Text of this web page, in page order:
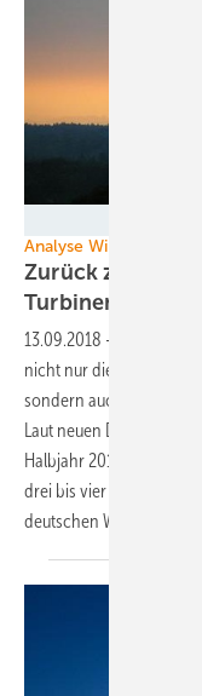
Analyse Windmarkt
Zurück zum
Turbinenbauer?
13.09.2018 -
nicht nur die Akteure bei
sondern auch die Zahl
Laut neuen Daten der
Halbjahr 2018 anders
drei bis vier
deutschen